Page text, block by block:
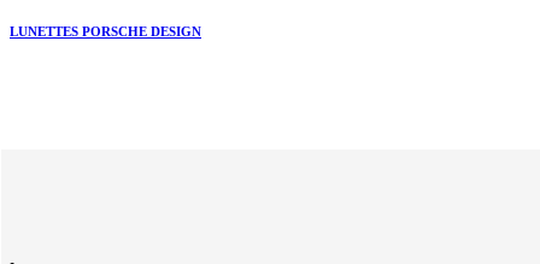
LUNETTES PORSCHE DESIGN